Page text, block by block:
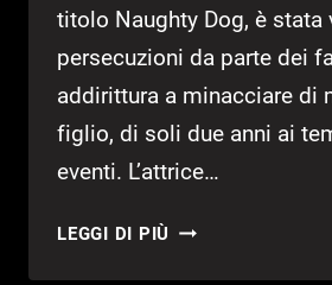
titolo Naughty Dog, è stata
persecuzioni da parte dei
addirittura a minacciare di
figlio, di soli due anni ai
eventi. L’attrice…
LEGGI DI PIÙ THE